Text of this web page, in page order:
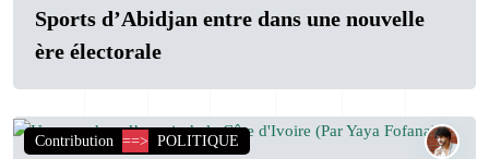
Sports d’Abidjan entre dans une nouvelle
ère électorale
Contribution ==> POLITIQUE